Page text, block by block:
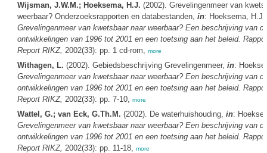
Wijsman, J.W.M.; Hoeksema, H.J. (2002). Grevelingenmeer van
weerbaar? Onderzoeksrapporten en databestanden, in: Hoeksema, H.J.
Grevelingenmeer van kwetsbaar naar weerbaar? Een beschrijving van
ontwikkelingen van 1996 tot 2001 en een toetsing aan het beleid.
Report RIKZ, 2002(33): pp. 1 cd-rom, more
Withagen, L. (2002). Gebiedsbeschrijving Grevelingenmeer, in:
Grevelingenmeer van kwetsbaar naar weerbaar? Een beschrijving van
ontwikkelingen van 1996 tot 2001 en een toetsing aan het beleid.
Report RIKZ, 2002(33): pp. 7-10, more
Wattel, G.; van Eck, G.Th.M. (2002). De waterhuishouding, in:
Grevelingenmeer van kwetsbaar naar weerbaar? Een beschrijving van
ontwikkelingen van 1996 tot 2001 en een toetsing aan het beleid.
Report RIKZ, 2002(33): pp. 11-18, more